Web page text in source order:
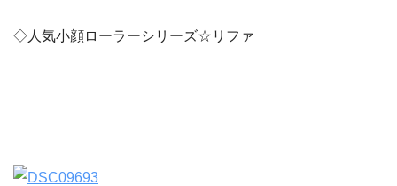
◇人気小顔ローラーシリーズ☆リファ